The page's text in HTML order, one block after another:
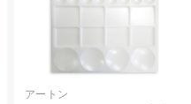
アートン